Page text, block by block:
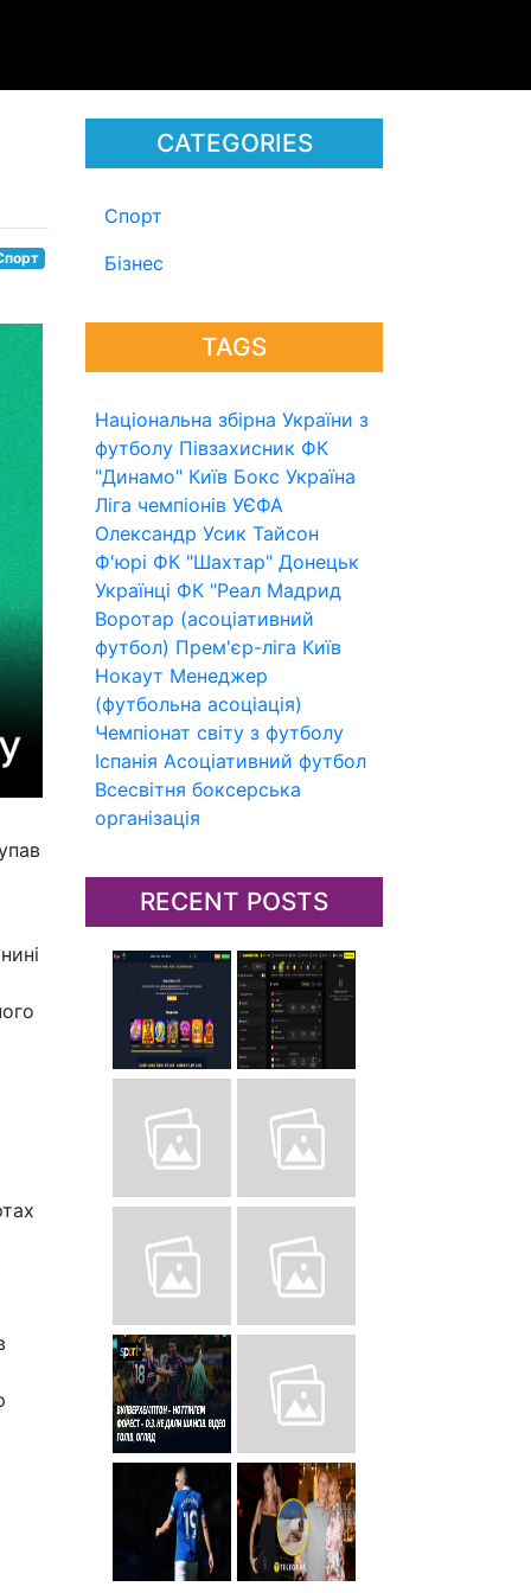
CATEGORIES
Спорт
Бізнес
TAGS
Національна збірна України з
футболу Півзахисник ФК
"Динамо" Київ Бокс Україна
Ліга чемпіонів УЄФА
Олександр Усик Тайсон
Ф'юрі ФК "Шахтар" Донецьк
Українці ФК "Реал Мадрид
Воротар (асоціативний
футбол) Прем'єр-ліга Київ
Нокаут Менеджер
(футбольна асоціація)
Чемпіонат світу з футболу
Іспанія Асоціативний футбол
Всесвітня боксерська
організація
RECENT POSTS